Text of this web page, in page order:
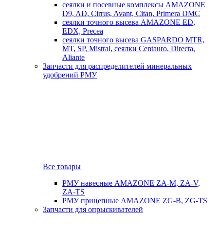
сеялки и посевные комплексы AMAZONE
D9, AD, Cirrus, Avant, Citan, Primera DMC
сеялки точного высева AMAZONE ED,
EDX, Precea
сеялки точного высева GASPARDO MTR,
MT, SP, Mistral, сеялки Centauro, Directa,
Aliante
Запчасти для распределителей минеральных
удобрений РМУ
Все товары
РМУ навесные AMAZONE ZA-M, ZA-V,
ZA-TS
РМУ прицепные AMAZONE ZG-B, ZG-TS
Запчасти для опрыскивателей